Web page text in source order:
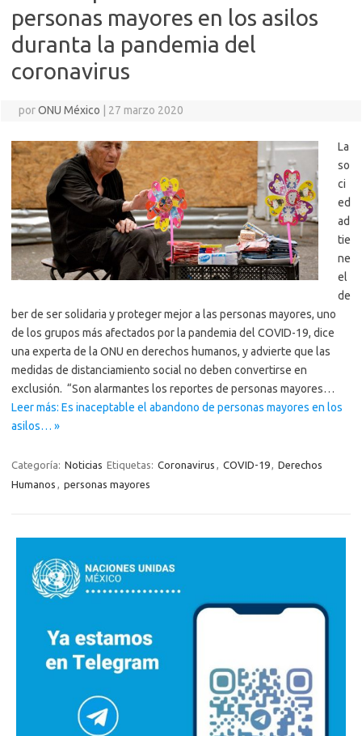
personas mayores en los asilos
duranta la pandemia del
coronavirus
porONU México 27 marzo 2020
La
so
ci
ed
ad
tie
ne
el
de
ber de ser solidaria y proteger mejor a las personas mayores, uno
de los grupos más afectados por la pandemia del COVID-19, dice
una experta de la ONU en derechos humanos, y advierte que las
medidas de distanciamiento social no deben convertirse en
exclusión. “Son alarmantes los reportes de personas mayores…
Leer más: Es inaceptable el abandono de personas mayores en los
asilos… »
Categoría: Noticias Etiquetas: Coronavirus , COVID-19, Derechos
Humanos , personas mayores